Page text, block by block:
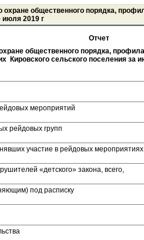
охране общественного порядка,
июля 2019 г
Отчет
общественного порядка,
Кировского сельского поселения за
мероприятий
рейдовых групп
участие в рейдовых мероприятиях
«детского» закона, всего,
под расписку